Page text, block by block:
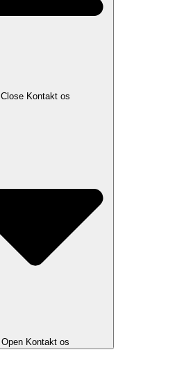
Close Kontakt os
Open Kontakt os